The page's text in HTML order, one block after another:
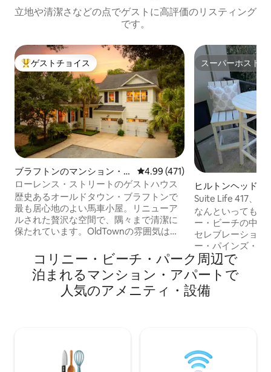
立地や清潔さなどの点でゲストに高評価のリスティング
です。
大好評のゲストチョイスです。
ゲストチョイス
ブラフトンのマンション・ア
パート
レビュー471件、5つ星中4.99つ
4.99 (471)
ローレンス・ストリートのゲストハウス
歴史あるオールドタウン・ブラフトンで
最も居心地のよい馬車小屋。リニューア
ルされた贅沢な空間で、隅々まで清潔に
保たれています。OldTownの雰囲気は、
ン、ナイトライフ、アートギャラリー、
ブティック、南北戦争以前の建物、そし
てのどかなメイ川沿いの緑豊かなウォー
ターフロント公園まで徒歩2ブロックで
す。2018年に新しくなったこの宿泊施設
の整ったキッチン、そして苔に覆われた
オークの木々に囲まれた、ロマンチック
スーパーホスト
スーパーホスト
ヒルトンヘッドア
マンション・アパ
Suite Life 417、フ
ル／テニス／ピッ
なんといってもロ
ー・ビーチの中心
セレブレーション
ー・パインズ・ハ
ルター・コーブ
です。ゴルフ、テ
ル、ウォータース
だり、11マイルに
ピックルボールコ
があります。最上
コリニー・ビーチ・パーク周⁠辺⁠で
泊⁠ま⁠れ⁠るマ⁠ン⁠シ⁠ョ⁠ン・ア⁠パ⁠ー⁠ト⁠で
人⁠気⁠のア⁠メ⁠ニ⁠テ⁠ィ・設⁠備